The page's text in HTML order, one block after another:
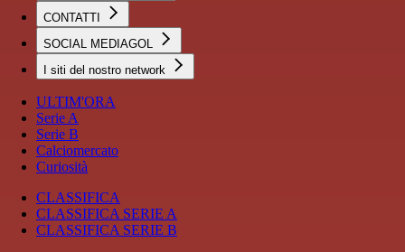
CONTATTI
SOCIAL MEDIAGOL
I siti del nostro network
ULTIM'ORA
Serie A
Serie B
Calciomercato
Curiosità
CLASSIFICA
CLASSIFICA SERIE A
CLASSIFICA SERIE B